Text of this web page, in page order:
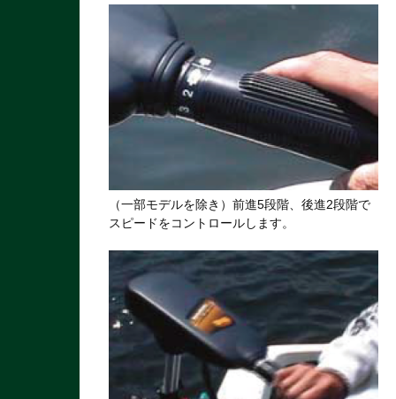
（一部モデルを除き）前進5段階、後進2段階で
スピードをコントロールします。